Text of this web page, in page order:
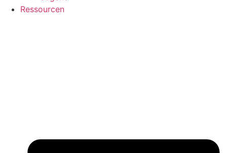
Ressourcen